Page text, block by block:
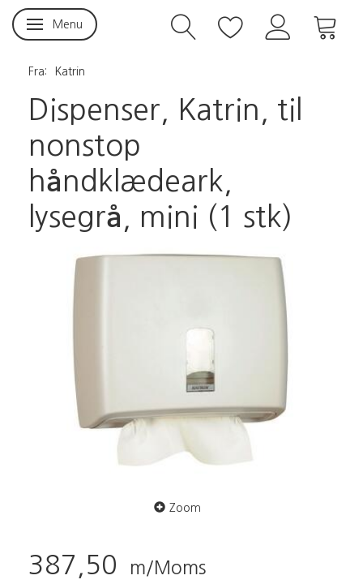
Skifte navigation
Menu
Fra: Katrin
Dispenser, Katrin, til
nonstop
håndklædeark,
lysegrå, mini (1 stk)
Zoom
387,50 m/Moms